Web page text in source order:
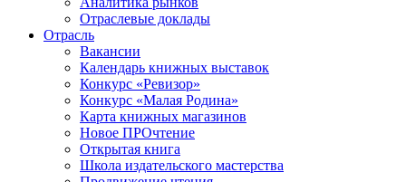
Отраслевые доклады
Отрасль
Вакансии
Календарь книжных выставок
Конкурс «Ревизор»
Конкурс «Малая Родина»
Карта книжных магазинов
Новое ПРОчтение
Открытая книга
Школа издательского мастерства